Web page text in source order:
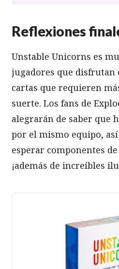
Reflexiones
Unstable Unicorns es
jugadores que disfrutan
cartas que requieren
suerte. Los fans de
alegrarán de saber que
por el mismo equipo,
esperar componentes
¡además de increíbles